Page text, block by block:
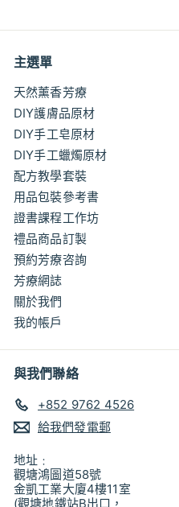
.
主選單
天然薰香芳療
DIY護膚品原材
DIY手工皂原材
DIY手工蠟燭原材
配方教學套裝
用品包裝參考書
證書課程工作坊
禮品商品訂製
預約芳療咨詢
芳療網誌
關於我們
我的帳戶
與我們聯絡
+852 9762 4526
給我們發電郵
地址﹕
觀塘鴻圖道58號
金凱工業大廈4樓11室
(觀塘地鐵站B出口，